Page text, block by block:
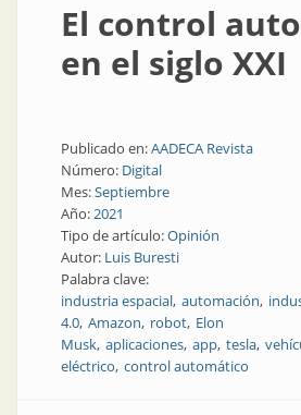
El control
en el siglo XXI
Publicado en:AADECA Revista
Número: Digital
Mes:Septiembre
Año:2021
Tipo de artículo:Opinión
Autor: Luis Buresti
Palabra clave:
industria espacial automación
4.0 Amazon robot Elon
Musk aplicaciones app tesla
eléctrico control automático